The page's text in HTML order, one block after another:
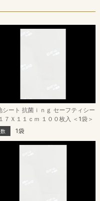
シート 抗菌ｉｎｇ セーフティシー
７Ｘ１１ｃｍ １００枚入 ＜1袋＞
数 1袋